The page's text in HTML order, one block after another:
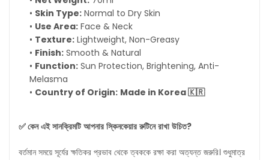
• Skin Type: Normal to Dry Skin
• Use Area: Face & Neck
• Texture: Lightweight, Non-Greasy
• Finish: Smooth & Natural
• Function: Sun Protection, Brightening, Anti-
Melasma
• Country of Origin: Made in Korea 🇰🇷
✅কেন এই সানক্রিমটি আপনার স্কিনকেয়ার রুটিনে রাখা উচিত?
বর্তমান সময়ে সূর্যের ক্ষতিকর প্রভাব থেকে ত্বককে রক্ষা করা অত্যন্ত জরুরি। শুধুমাত্র